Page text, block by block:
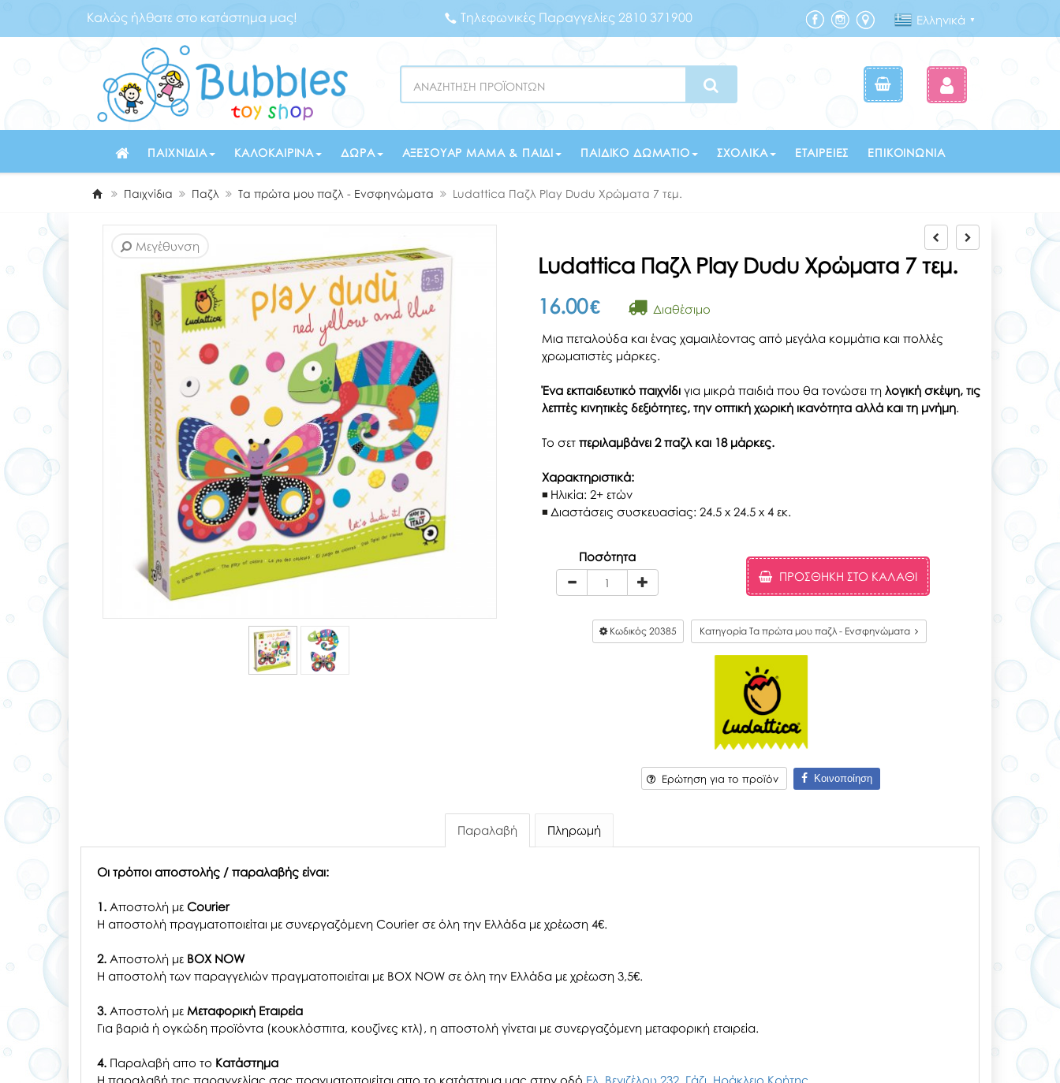
Καλώς ήλθατε στο κατάστημα μας! Τηλεφωνικές Παραγγελίες 2810 371900 Ελληνικά ▼
ΠΑΙΧΝΊΔΙΑ ΚΑΛΟΚΑΙΡΙΝΆ ΔΏΡΑ ΑΞΕΣΟΥΆΡ ΜΑΜΆ & ΠΑΙΔΊ ΠΑΙΔΙΚΌ ΔΩΜΆΤΙΟ ΣΧΟΛΙΚΆ ΕΤΑΙΡΕΊΕΣ ΕΠΙΚΟΙΝΩΝΊΑ
Παιχνίδια Παζλ Τα πρώτα μου παζλ - Ενσφηνώματα Ludattica Παζλ Play Dudu Χρώματα 7 τεμ.
Μεγέθυνση
Μεγέθυνση
Ludattica Παζλ Play Dudu Χρώματα 7 τεμ.
16.00€ Διαθέσιμο
Μια πεταλούδα και ένας χαμαιλέοντας από μεγάλα κομμάτια και πολλές
χρωματιστές μάρκες.
Ένα εκπαιδευτικό παιχνίδι για μικρά παιδιά που θα τονώσει τη λογική σκέψη, τις
λεπτές κινητικές δεξιότητες, την οπτική χωρική ικανότητα αλλά και τη μνήμη.
Το σετ περιλαμβάνει 2 παζλ και 18 μάρκες.
Χαρακτηριστικά:
Ηλικία: 2+ ετών
Διαστάσεις συσκευασίας: 24.5 x 24.5 x 4 εκ.
Ποσότητα
ΠΡΟΣΘΉΚΗ ΣΤΟ ΚΑΛΆΘΙ
Κωδικός 20385 Κατηγορία Τα πρώτα μου παζλ - Ενσφηνώματα
Ερώτηση για το προϊόν Κοινοποίηση
Παραλαβή Πληρωμή
Οι τρόποι αποστολής / παραλαβής είναι:
1. Αποστολή με Courier
Η αποστολή πραγματοποιείται με συνεργαζόμενη Courier σε όλη την Ελλάδα με χρέωση 4€.
2. Αποστολή με BOX NOW
Η αποστολή των παραγγελιών πραγματοποιείται με BOX NOW σε όλη την Ελλάδα με χρέωση 3,5€.
3. Αποστολή με Μεταφορική Εταιρεία
Για βαριά ή ογκώδη προϊόντα (κουκλόσπιτα, κουζίνες κτλ), η αποστολή γίνεται με συνεργαζόμενη μεταφορική εταιρεία.
4. Παραλαβή απο το Κατάστημα
H παραλαβή της παραγγελίας σας πραγματοποιείται απο το κατάστημα μας στην οδό Ελ. Βενιζέλου 232, Γάζι, Ηράκλειο Κρήτης.